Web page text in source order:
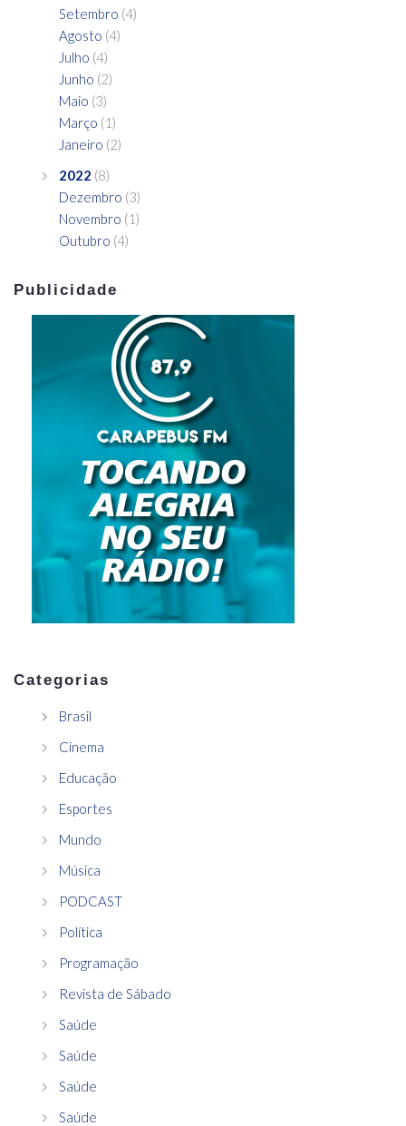
Setembro (4)
Agosto (4)
Julho (4)
Junho (2)
Maio (3)
Março (1)
Janeiro (2)
2022 (8)
Dezembro (3)
Novembro (1)
Outubro (4)
Publicidade
Categorias
Brasil
Cinema
Educação
Esportes
Mundo
Música
PODCAST
Política
Programação
Revista de Sábado
Saúde
Saúde
Saúde
Saúde